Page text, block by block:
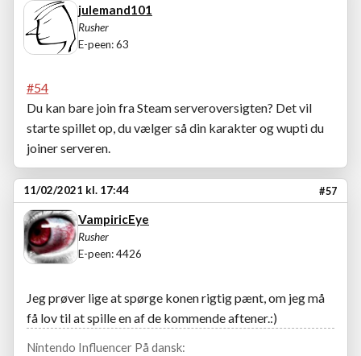
julemand101
Rusher
E-peen: 63
#54
Du kan bare join fra Steam serveroversigten? Det vil
starte spillet op, du vælger så din karakter og wupti du
joiner serveren.
11/02/2021 kl. 17:44 #57
VampiricEye
Rusher
E-peen: 4426
Jeg prøver lige at spørge konen rigtig pænt, om jeg må
få lov til at spille en af de kommende aftener.:)
Nintendo Influencer På dansk: